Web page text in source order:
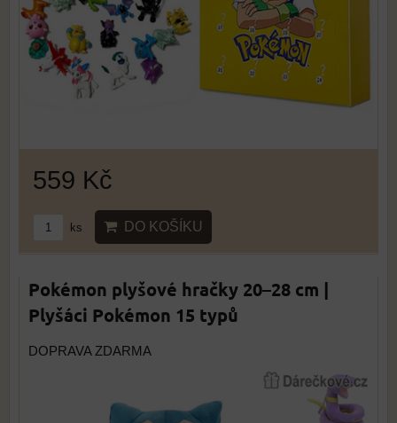
559 Kč
ks DO KOŠÍKU
Pokémon plyšové hračky 20–28 cm |
Plyšáci Pokémon 15 typů
DOPRAVA ZDARMA